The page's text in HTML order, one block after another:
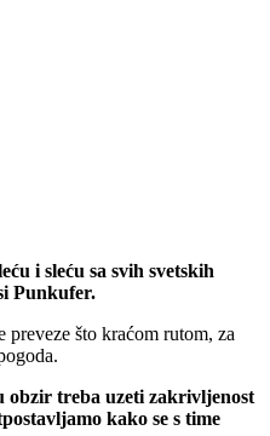
i sleću sa svih svetskih
Punkufer.
što kraćom rutom, za
obzir treba uzeti zakrivljenost
kako se s time